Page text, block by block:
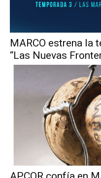
MARCO estrena la
“Las Nuevas